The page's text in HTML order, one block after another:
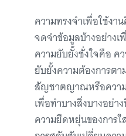
ความทรงจำเพื่อใช้งา
จดจำข้อมูลบ้างอย่าง
ความยับยั้งชั่งใจคือ ค
ยับยั้งความต้องการตา
สัญชาตญาณหรือควา
เพื่อทำบางสิ่งบางอย่
ความยืดหยุ่นของการ